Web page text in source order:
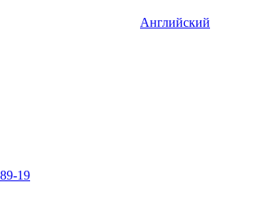
Английский
19